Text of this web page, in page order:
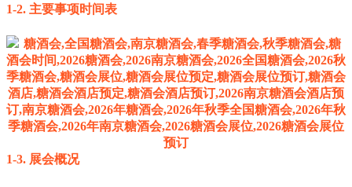
1-2. 主要事项时间表
1-3. 展会概况